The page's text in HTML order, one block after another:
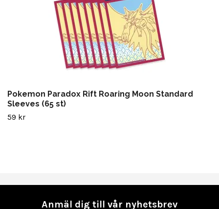
Pokemon Paradox Rift Roaring Moon Standard
Sleeves (65 st)
59 kr
Anmäl dig till vår nyhetsbrev